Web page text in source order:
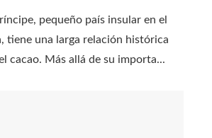
pequeño país insular en el
tiene una larga relación histórica
cacao. Más allá de su importa...